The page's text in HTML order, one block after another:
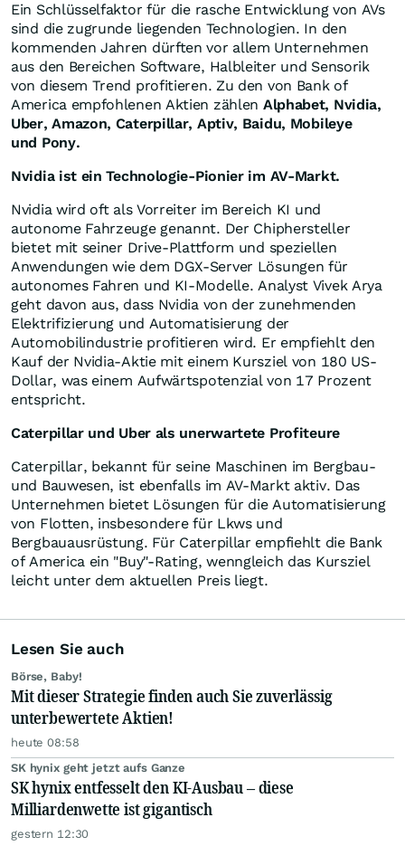
Ein Schlüsselfaktor für die rasche Entwicklung von AVs
sind die zugrunde liegenden Technologien. In den
kommenden Jahren dürften vor allem Unternehmen
aus den Bereichen Software, Halbleiter und Sensorik
von diesem Trend profitieren. Zu den von Bank of
America empfohlenen Aktien zählen Alphabet, Nvidia,
Uber, Amazon, Caterpillar, Aptiv, Baidu, Mobileye
und Pony.
Nvidia ist ein Technologie-Pionier im AV-Markt.
Nvidia wird oft als Vorreiter im Bereich KI und
autonome Fahrzeuge genannt. Der Chiphersteller
bietet mit seiner Drive-Plattform und speziellen
Anwendungen wie dem DGX-Server Lösungen für
autonomes Fahren und KI-Modelle. Analyst Vivek Arya
geht davon aus, dass Nvidia von der zunehmenden
Elektrifizierung und Automatisierung der
Automobilindustrie profitieren wird. Er empfiehlt den
Kauf der Nvidia-Aktie mit einem Kursziel von 180 US-
Dollar, was einem Aufwärtspotenzial von 17 Prozent
entspricht.
Caterpillar und Uber als unerwartete Profiteure
Caterpillar, bekannt für seine Maschinen im Bergbau-
und Bauwesen, ist ebenfalls im AV-Markt aktiv. Das
Unternehmen bietet Lösungen für die Automatisierung
von Flotten, insbesondere für Lkws und
Bergbauausrüstung. Für Caterpillar empfiehlt die Bank
of America ein "Buy"-Rating, wenngleich das Kursziel
leicht unter dem aktuellen Preis liegt.
Lesen Sie auch
Börse, Baby!
Mit dieser Strategie finden auch Sie zuverlässig
unterbewertete Aktien!
heute 08:58
SK hynix geht jetzt aufs Ganze
SK hynix entfesselt den KI-Ausbau – diese
Milliardenwette ist gigantisch
gestern 12:30